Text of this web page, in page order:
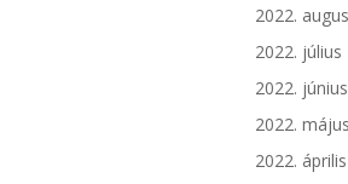
2022.
2022. július
2022. június
2022. május
2022. április